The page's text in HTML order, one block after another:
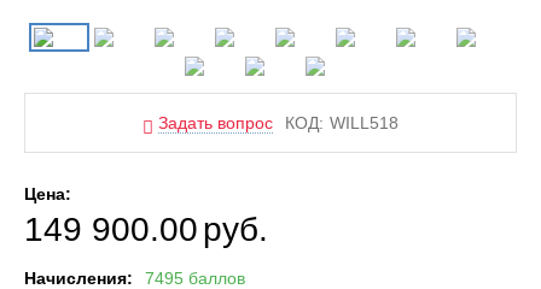
Задать вопрос КОД: WILL518
Цена:
149 900.00руб.
Начисления: 7495 баллов